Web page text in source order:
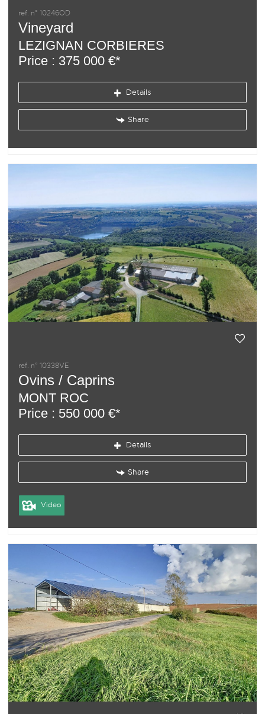
ref. n° 10246OD
Vineyard
LEZIGNAN CORBIERES
Price : 375 000 €*
Details
Share
ref. n° 10338VE
Ovins / Caprins
MONT ROC
Price : 550 000 €*
Details
Share
Video